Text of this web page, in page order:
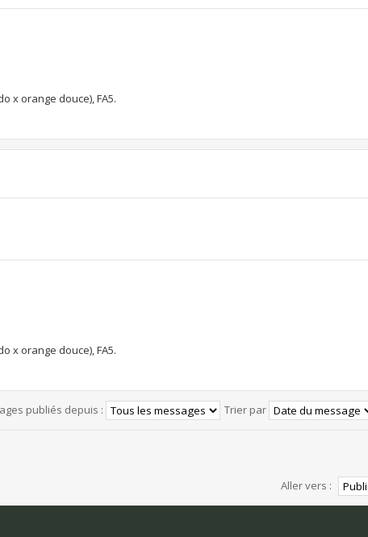
x orange douce), FA5.
x orange douce), FA5.
publiés depuis : Trier par
Aller vers :